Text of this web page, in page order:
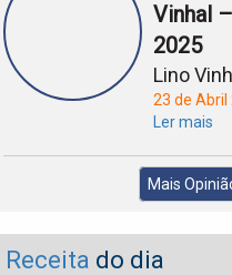
Vinhal
2025
Lino
23 de Abril
Ler mais
Mais
Receita do dia